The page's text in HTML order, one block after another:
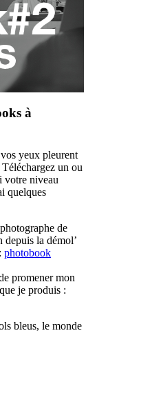
à
yeux pleurent
un ou
votre niveau
quelques
de
depuis la démol’
photobook
promener mon
je produis :
bleus, le monde